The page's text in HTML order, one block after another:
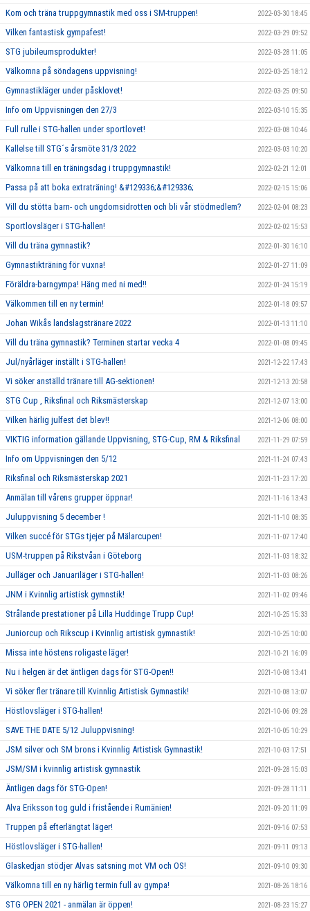
Kom och träna truppgymnastik med oss i SM-truppen! 2022-03-30 18:45
Vilken fantastisk gympafest! 2022-03-29 09:52
STG jubileumsprodukter! 2022-03-28 11:05
Välkomna på söndagens uppvisning! 2022-03-25 18:12
Gymnastikläger under påsklovet! 2022-03-25 09:50
Info om Uppvisningen den 27/3 2022-03-10 15:35
Full rulle i STG-hallen under sportlovet! 2022-03-08 10:46
Kallelse till STG´s årsmöte 31/3 2022 2022-03-03 10:20
Välkomna till en träningsdag i truppgymnastik! 2022-02-21 12:01
Passa på att boka extraträning! &#129336;&#129336; 2022-02-15 15:06
Vill du stötta barn- och ungdomsidrotten och bli vår stödmedlem? 2022-02-04 08:23
Sportlovsläger i STG-hallen! 2022-02-02 15:53
Vill du träna gymnastik? 2022-01-30 16:10
Gymnastikträning för vuxna! 2022-01-27 11:09
Föräldra-barngympa! Häng med ni med!! 2022-01-24 15:19
Välkommen till en ny termin! 2022-01-18 09:57
Johan Wikås landslagstränare 2022 2022-01-13 11:10
Vill du träna gymnastik? Terminen startar vecka 4 2022-01-08 09:45
Jul/nyårläger inställt i STG-hallen! 2021-12-22 17:43
Vi söker anställd tränare till AG-sektionen! 2021-12-13 20:58
STG Cup , Riksfinal och Riksmästerskap 2021-12-07 13:00
Vilken härlig julfest det blev!! 2021-12-06 08:00
VIKTIG information gällande Uppvisning, STG-Cup, RM & Riksfinal 2021-11-29 07:59
Info om Uppvisningen den 5/12 2021-11-24 07:43
Riksfinal och Riksmästerskap 2021 2021-11-23 17:20
Anmälan till vårens grupper öppnar! 2021-11-16 13:43
Juluppvisning 5 december ! 2021-11-10 08:35
Vilken succé för STGs tjejer på Mälarcupen! 2021-11-07 17:40
USM-truppen på Rikstvåan i Göteborg 2021-11-03 18:32
Julläger och Januariläger i STG-hallen! 2021-11-03 08:26
JNM i Kvinnlig artistisk gymnstik! 2021-11-02 09:46
Strålande prestationer på Lilla Huddinge Trupp Cup! 2021-10-25 15:33
Juniorcup och Rikscup i Kvinnlig artistisk gymnastik! 2021-10-25 10:00
Missa inte höstens roligaste läger! 2021-10-21 16:09
Nu i helgen är det äntligen dags för STG-Open!! 2021-10-08 13:41
Vi söker fler tränare till Kvinnlig Artistisk Gymnastik! 2021-10-08 13:07
Höstlovsläger i STG-hallen! 2021-10-06 09:28
SAVE THE DATE 5/12 Juluppvisning! 2021-10-05 10:29
JSM silver och SM brons i Kvinnlig Artistisk Gymnastik! 2021-10-03 17:51
JSM/SM i kvinnlig artistisk gymnastik 2021-09-28 15:03
Äntligen dags för STG-Open! 2021-09-28 11:11
Alva Eriksson tog guld i fristående i Rumänien! 2021-09-20 11:09
Truppen på efterlängtat läger! 2021-09-16 07:53
Höstlovsläger i STG-hallen! 2021-09-11 09:13
Glaskedjan stödjer Alvas satsning mot VM och OS! 2021-09-10 09:30
Välkomna till en ny härlig termin full av gympa! 2021-08-26 18:16
STG OPEN 2021 - anmälan är öppen! 2021-08-23 15:27